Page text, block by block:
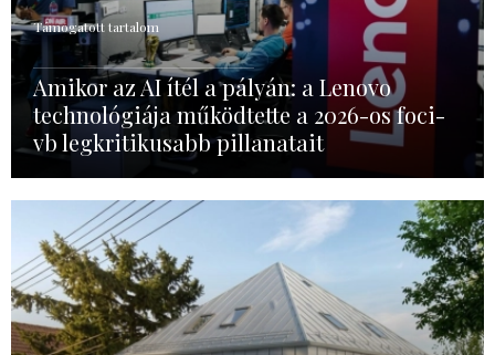
Támogatott tartalom
Amikor az AI ítél a pályán: a Lenovo
technológiája működtette a 2026-os foci-
vb legkritikusabb pillanatait